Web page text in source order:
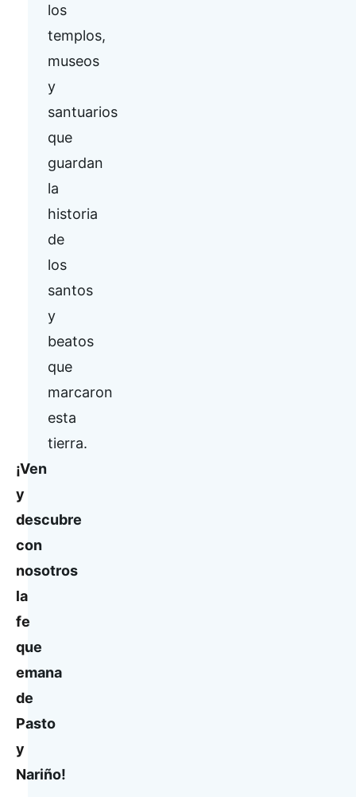
los
templos,
museos
y
santuarios
que
guardan
la
historia
de
los
santos
y
beatos
que
marcaron
esta
tierra.
¡Ven
y
descubre
con
nosotros
la
fe
que
emana
de
Pasto
y
Nariño!